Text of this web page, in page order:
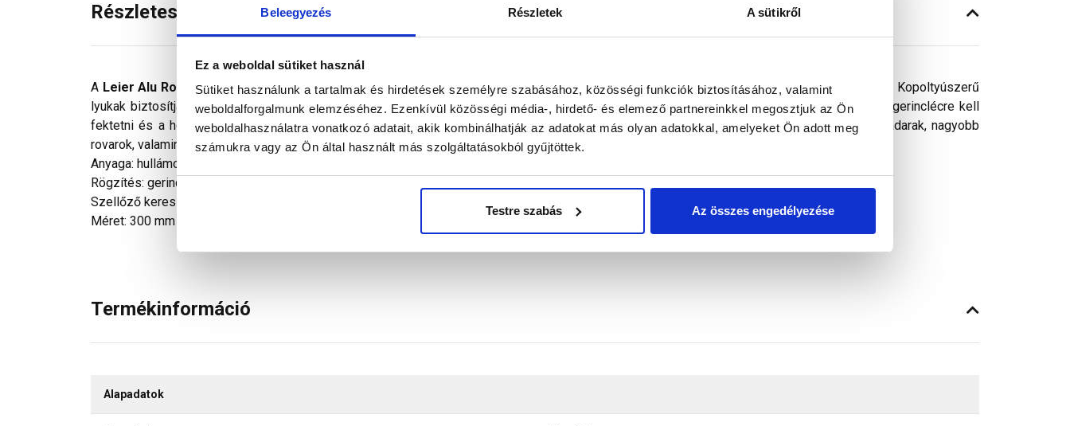
Beleegyezés Részletek A sütikről
Ez a weboldal sütiket használ
Sütiket használunk a tartalmak és hirdetések személyre szabásához, közösségi funkciók biztosításához, valamint
weboldalforgalmunk elemzéséhez. Ezenkívül közösségi média-, hirdető- és elemező partnereinkkel megosztjuk az Ön
weboldalhasználatra vonatkozó adatait, akik kombinálhatják az adatokat más olyan adatokkal, amelyeket Ön adott meg
számukra vagy az Ön által használt más szolgáltatásokból gyűjtöttek.
Testre szabás Az összes engedélyezése
Részletes leírás
A Leier Alu Roll kúpalátét tekercs, UV-álló, hullámozott kialakítású, nagy nyúlást biztosító alumíniumból, 30 mm széles, butil ragasztócsíkkal. Kopoltyúszerű
lyukak biztosítják az átszellőzést és gátolják meg a víz bejutását. A taréj- és az élgerinc vonalában a kúpcserépsor alatt kell elhelyezni. A gerinclécre kell
fektetni és a hosszanti szélek mentén a cserepek felületéhez kell ragasztani. A cserepek profiljához igazítható, alaktartó. Meggátolja a madarak, nagyobb
rovarok, valamint a porhó bejutását a cserepek közötti résekbe.
Anyaga: hullámozott kialakítású, nagy nyúlást biztosító, UV-álló alumínium
Rögzítés: gerincléchez szegezve és a cserepekhez ragasztva
Szellőző keresztmetszet: 250 cm2/fm
Méret: 300 mm széles, 5 m hosszú tekercsben
Termékinformáció
Alapadatok